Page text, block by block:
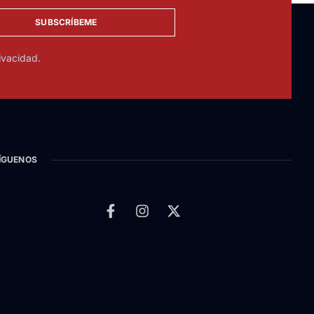
SUBSCRÍBEME